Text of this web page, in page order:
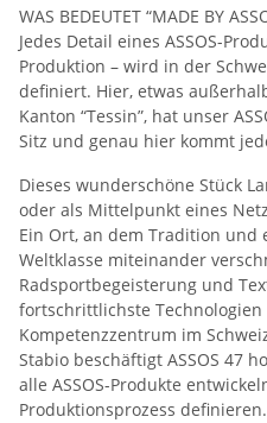
WAS BEDEUTET “MADE BY
Jedes Detail eines ASSOS-
Produktion – wird in der
definiert. Hier, etwas
Kanton “Tessin”, hat unser
Sitz und genau hier kommt
Dieses wunderschöne Stück
oder als Mittelpunkt eines
Ein Ort, an dem Tradition und
Weltklasse miteinander
Radsportbegeisterung und
fortschrittlichste Technologien
Kompetenzzentrum im
Stabio beschäftigt ASSOS 47
alle ASSOS-Produkte
Produktionsprozess definieren.